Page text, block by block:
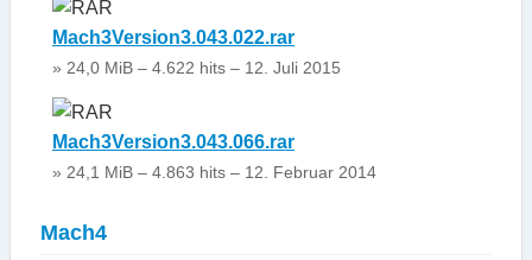
Mach3Version3.043.022.rar
» 24,0 MiB – 4.622 hits – 12. Juli 2015
Mach3Version3.043.066.rar
» 24,1 MiB – 4.863 hits – 12. Februar 2014
Mach4